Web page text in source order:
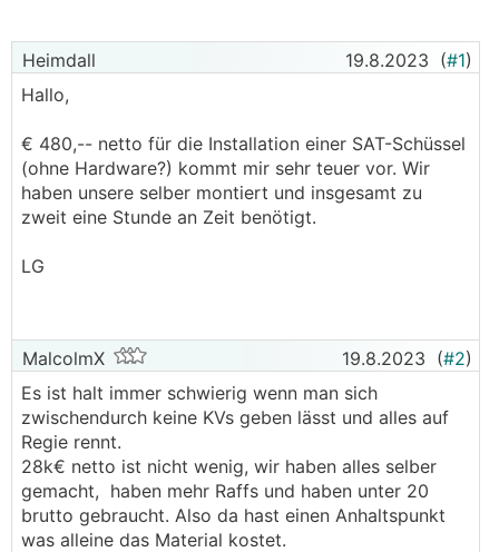
Heimdall 19.8.2023 (#1)
Hallo,
€ 480,-- netto für die Installation einer SAT-Schüssel
(ohne Hardware?) kommt mir sehr teuer vor. Wir
haben unsere selber montiert und insgesamt zu
zweit eine Stunde an Zeit benötigt.
LG
MalcolmX 19.8.2023 (#2)
Es ist halt immer schwierig wenn man sich
zwischendurch keine KVs geben lässt und alles auf
Regie rennt.
28k€ netto ist nicht wenig, wir haben alles selber
gemacht, haben mehr Raffs und haben unter 20
brutto gebraucht. Also da hast einen Anhaltspunkt
was alleine das Material kostet.